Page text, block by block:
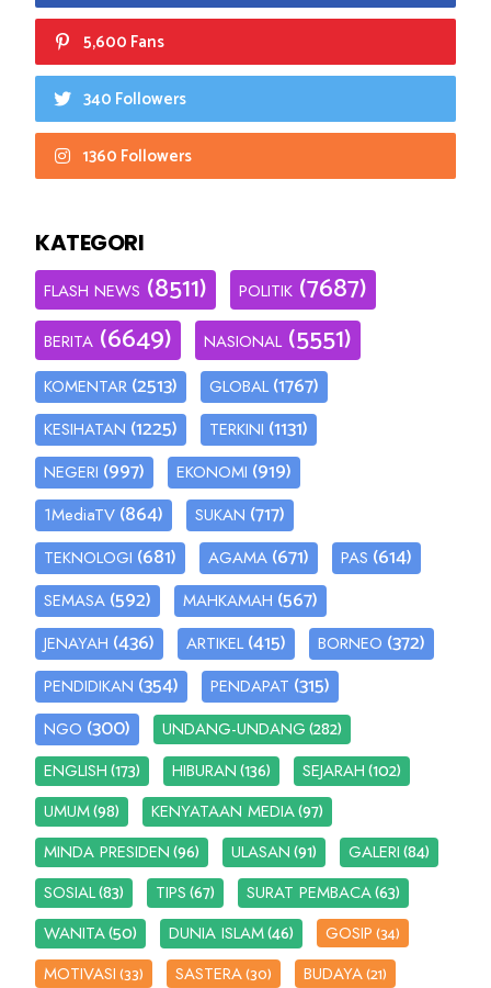
5,600 Fans
340 Followers
1360 Followers
KATEGORI
FLASH NEWS (8511) POLITIK (7687)
BERITA (6649) NASIONAL (5551)
KOMENTAR (2513) GLOBAL (1767)
KESIHATAN (1225) TERKINI (1131)
NEGERI (997) EKONOMI (919)
1MediaTV (864) SUKAN (717)
TEKNOLOGI (681) AGAMA (671) PAS (614)
SEMASA (592) MAHKAMAH (567)
JENAYAH (436) ARTIKEL (415) BORNEO (372)
PENDIDIKAN (354) PENDAPAT (315)
NGO (300) UNDANG-UNDANG(282)
ENGLISH(173) HIBURAN(136) SEJARAH(102)
UMUM(98) KENYATAAN MEDIA(97)
MINDA PRESIDEN(96) ULASAN(91) GALERI(84)
SOSIAL(83) TIPS(67) SURAT PEMBACA(63)
WANITA(50) DUNIA ISLAM(46) GOSIP(34)
MOTIVASI(33) SASTERA(30) BUDAYA(21)